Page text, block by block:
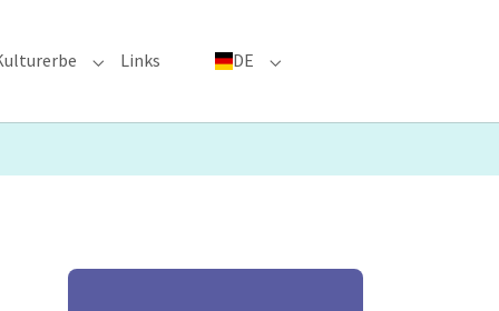
for "Große Ereignisse"
Submenu for "Kulturerbe"
Links DE Submenu for "DE"